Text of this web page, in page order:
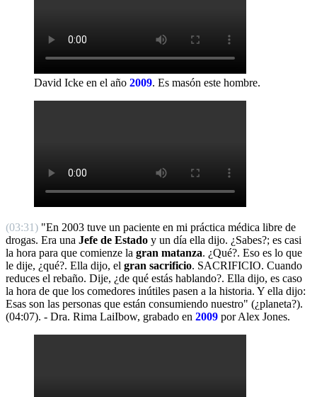
David Icke en el año 2009. Es masón este hombre.
(03:31) "En 2003 tuve un paciente en mi práctica médica libre de
drogas. Era una Jefe de Estado y un día ella dijo. ¿Sabes?; es casi
la hora para que comienze la gran matanza. ¿Qué?. Eso es lo que
le dije, ¿qué?. Ella dijo, el gran sacrificio. SACRIFICIO. Cuando
reduces el rebaño. Dije, ¿de qué estás hablando?. Ella dijo, es caso
la hora de que los comedores inútiles pasen a la historia. Y ella dijo:
Esas son las personas que están consumiendo nuestro" (¿planeta?).
(04:07). - Dra. Rima LaiIbow, grabado en 2009 por Alex Jones.